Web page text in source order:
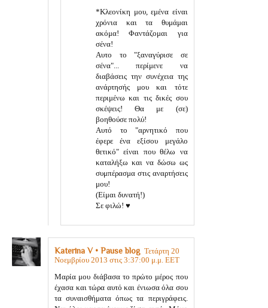
*Κλεονίκη μου, εμένα είναι
χρόνια και τα θυμάμαι
ακόμα! Φαντάζομαι για
σένα!
Αυτο το "ξαναγύρισε σε
σένα"... περίμενε να
διαβάσεις την συνέχεια της
ανάρτησής μου και τότε
περιμένω και τις δικές σου
σκέψεις! Θα με (σε)
βοηθούσε πολύ!
Αυτό το "αρνητικό που
έφερε ένα εξίσου μεγάλο
θετικό" είναι που θέλω να
καταλήξω και να δώσω ως
συμπέρασμα στις αναρτήσεις
μου!
(Είμαι δυνατή!)
Σε φιλώ! ♥
Katerina V • Pause blog Τετάρτη 20
Νοεμβρίου 2013 στις 3:37:00 μ.μ. EET
Μαρία μου διάβασα το πρώτο μέρος που
έχασα και τώρα αυτό και ένιωσα όλα σου
τα συναισθήματα όπως τα περιγράφεις.